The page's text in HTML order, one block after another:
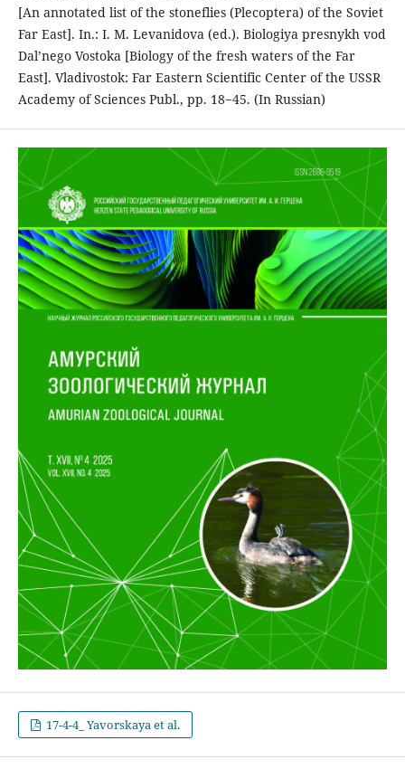
[An annotated list of the stoneflies (Plecoptera) of the Soviet
Far East]. In.: I. M. Levanidova (ed.). Biologiya presnykh vod
Dal’nego Vostoka [Biology of the fresh waters of the Far
East]. Vladivostok: Far Eastern Scientific Center of the USSR
Academy of Sciences Publ., pp. 18−45. (In Russian)
17-4-4_ Yavorskaya et al.